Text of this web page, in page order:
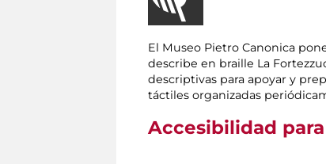
El Museo Pietro Canonica
describe en braille La
descriptivas para apoyar y
táctiles organizadas
Accesibilidad